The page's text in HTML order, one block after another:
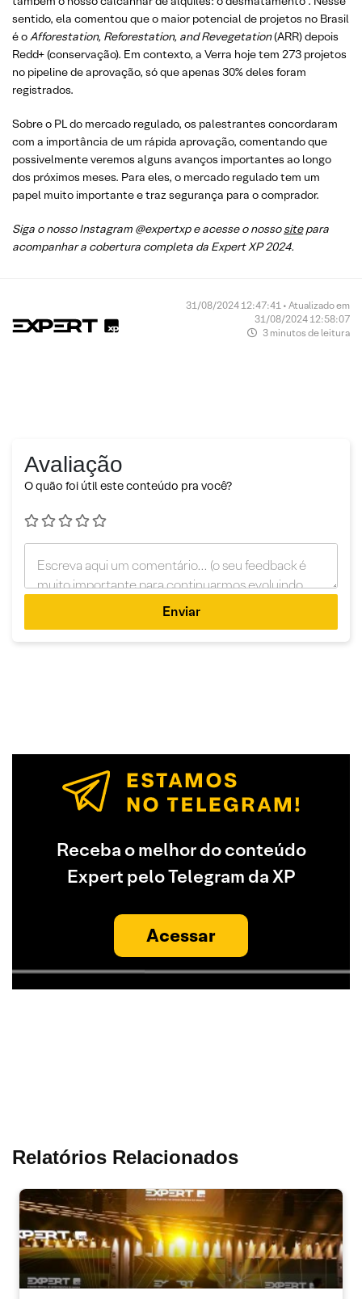
sentido, ela comentou que o maior potencial de projetos no Brasil
é oAfforestation, Reforestation, and Revegetation(ARR) depois
Redd+ (conservação). Em contexto, a Verra hoje tem 273 projetos
no pipeline de aprovação, só que apenas 30% deles foram
registrados.
Sobre o PL do mercado regulado, os palestrantes concordaram
com a importância de um rápida aprovação, comentando que
possivelmente veremos alguns avanços importantes ao longo
dos próximos meses. Para eles, o mercado regulado tem um
papel muito importante e traz segurança para o comprador.
Siga o nosso Instagram @expertxp e acesse o nossositepara
acompanhar a cobertura completa da Expert XP 2024.
31/08/2024 12:47:41 • Atualizado em
31/08/2024 12:58:07
3 minutos de leitura
Avaliação
O quão foi útil este conteúdo pra você?
Enviar
Receba o melhor do conteúdo
Expert pelo Telegram da XP
Acessar
Relatórios Relacionados